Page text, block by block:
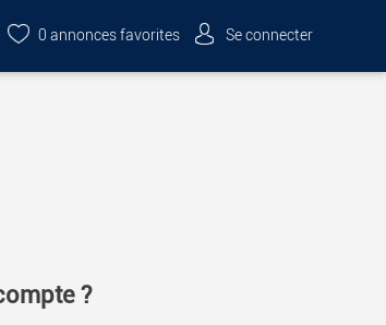
0 annonces favorites Se connecter
?